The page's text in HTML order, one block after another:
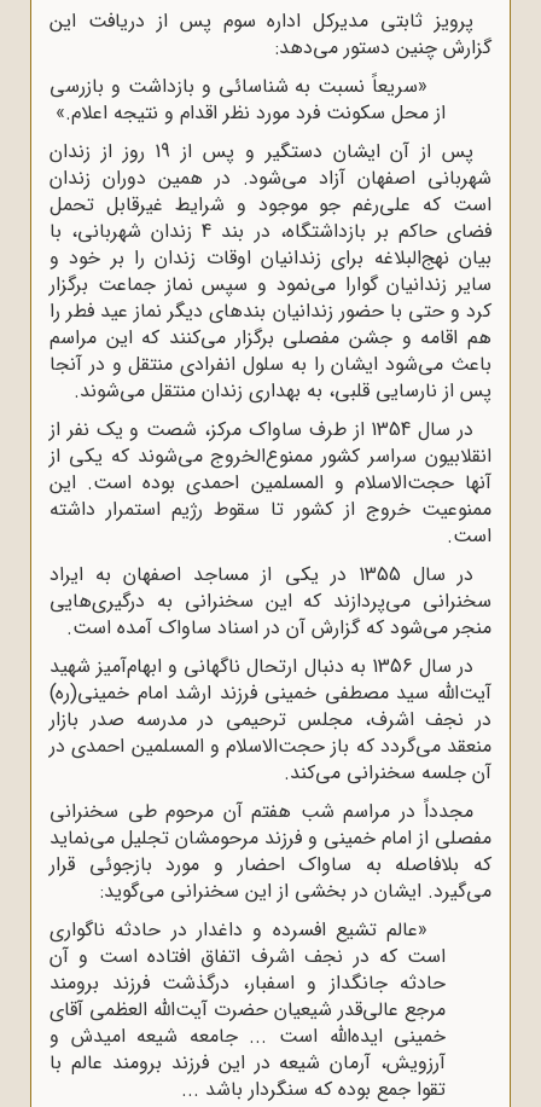
پرویز ثابتی مدیرکل اداره سوم پس از دریافت این
گزارش چنین دستور می‌دهد:
«سریعاً نسبت به شناسائی و بازداشت و بازرسی
از محل سکونت فرد مورد نظر اقدام و نتیجه اعلام.»
پس از آن ایشان دستگیر و پس از 19 روز از زندان
شهربانی اصفهان آزاد می‌شود. در همین دوران زندان
است که علی‌رغم جو موجود و شرایط غیرقابل تحمل
فضای حاکم بر بازداشتگاه، در بند 4 زندان شهربانی، با
بیان نهج‌البلاغه برای زندانیان اوقات زندان را بر خود و
سایر زندانیان گوارا می‌نمود و سپس نماز جماعت برگزار
کرد و حتی با حضور زندانیان بندهای دیگر نماز عید فطر را
هم اقامه و جشن مفصلی برگزار می‌‌کنند که این مراسم
باعث می‌شود ایشان را به سلول انفرادی منتقل و در آنجا
پس از نارسایی قلبی، به بهداری زندان منتقل می‌شوند.
در سال 1354 از طرف ساواک مرکز، شصت و یک نفر از
انقلابیون سراسر کشور ممنوع‌الخروج می‌شوند که یکی از
آنها حجت‌الاسلام و المسلمین احمدی بوده است. این
ممنوعیت خروج از کشور تا سقوط رژیم استمرار داشته
است.
در سال 1355 در یکی از مساجد اصفهان به ایراد
سخنرانی می‌پردازند که این سخنرانی به درگیری‌هایی
منجر می‌شود که گزارش آن در اسناد ساواک آمده است.
در سال 1356 به دنبال ارتحال ناگهانی و ابهام‌آمیز شهید
آیت‌الله سید مصطفی خمینی فرزند ارشد امام خمینی(ره)
در نجف اشرف، مجلس ترحیمی در مدرسه صدر بازار
منعقد می‌گردد که باز حجت‌الاسلام و المسلمین احمدی در
آن جلسه سخنرانی می‌کند.
مجدداً در مراسم شب هفتم آن مرحوم طی سخنرانی
مفصلی از امام خمینی و فرزند مرحومشان تجلیل می‌نماید
که بلافاصله به ساواک احضار و مورد بازجوئی قرار
می‌گیرد. ایشان در بخشی از این سخنرانی می‌گوید:
«عالم تشیع افسرده و داغدار در حادثه ناگواری
است که در نجف اشرف اتفاق افتاده است و آن
حادثه جانگداز و اسفبار، درگذشت فرزند برومند
مرجع عالی‌قدر شیعیان حضرت آیت‌الله العظمی آقای
خمینی ایده‌الله است ... جامعه شیعه امیدش و
آرزویش، آرمان شیعه در این فرزند برومند عالم با
تقوا جمع بوده که سنگردار باشد ...